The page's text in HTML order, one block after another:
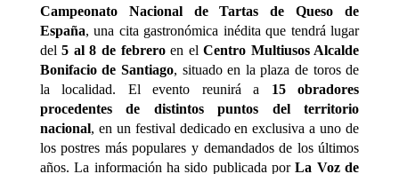
Campeonato Nacional de Tartas de Queso de
España, una cita gastronómica inédita que tendrá lugar
del5 al 8 de febreroen elCentro Multiusos Alcalde
Bonifacio de Santiago, situado en la plaza de toros de
la localidad. El evento reunirá a 15 obradores
procedentes de distintos puntos del territorio
nacional, en un festival dedicado en exclusiva a uno de
los postres más populares y demandados de los últimos
años. La información ha sido publicada porLa Voz de